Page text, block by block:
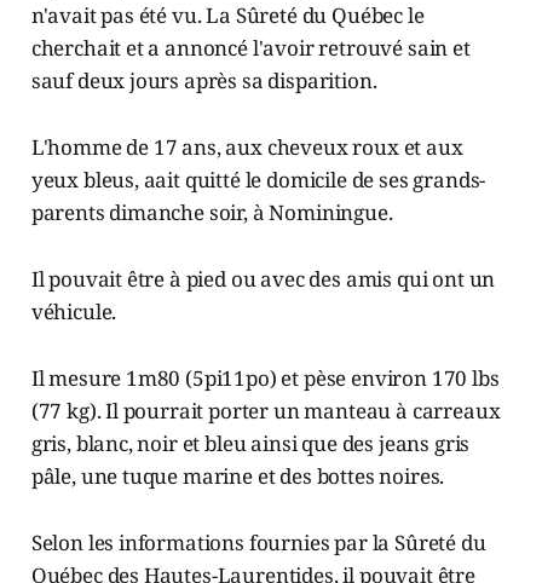
n'avait pas été vu. La Sûreté du Québec le
cherchait et a annoncé l'avoir retrouvé sain et
sauf deux jours après sa disparition.
L'homme de 17 ans, aux cheveux roux et aux
yeux bleus, aait quitté le domicile de ses grands-
parents dimanche soir, à Nominingue.
Il pouvait être à pied ou avec des amis qui ont un
véhicule.
Il mesure 1m80 (5pi11po) et pèse environ 170 lbs
(77 kg). Il pourrait porter un manteau à carreaux
gris, blanc, noir et bleu ainsi que des jeans gris
pâle, une tuque marine et des bottes noires.
Selon les informations fournies par la Sûreté du
Québec des Hautes-Laurentides, il pouvait être